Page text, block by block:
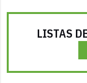
LISTAS